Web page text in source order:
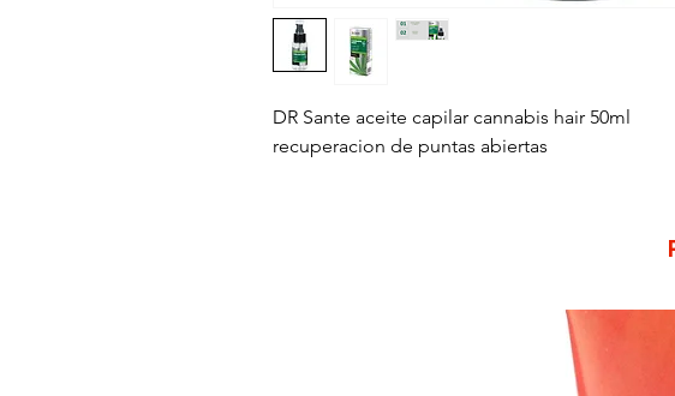
DR Sante aceite capilar cannabis hair 50ml
recuperacion de puntas abiertas